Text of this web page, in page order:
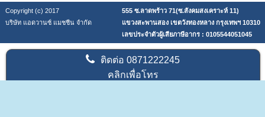
Copyright (c) 2017
555 ซ.ลาดพร้าว 71(ซ.สังคมสงเคราะห์ 11)
บริษัท แอดวานซ์ แมชชีน จำกัด
แขวงสะพานสอง เขตวังทองหลาง กรุงเทพฯ 10310
เลขประจำตัวผู้เสียภาษีอากร : 0105544051045
ติดต่อ0871222245
คลิกเพื่อโทร